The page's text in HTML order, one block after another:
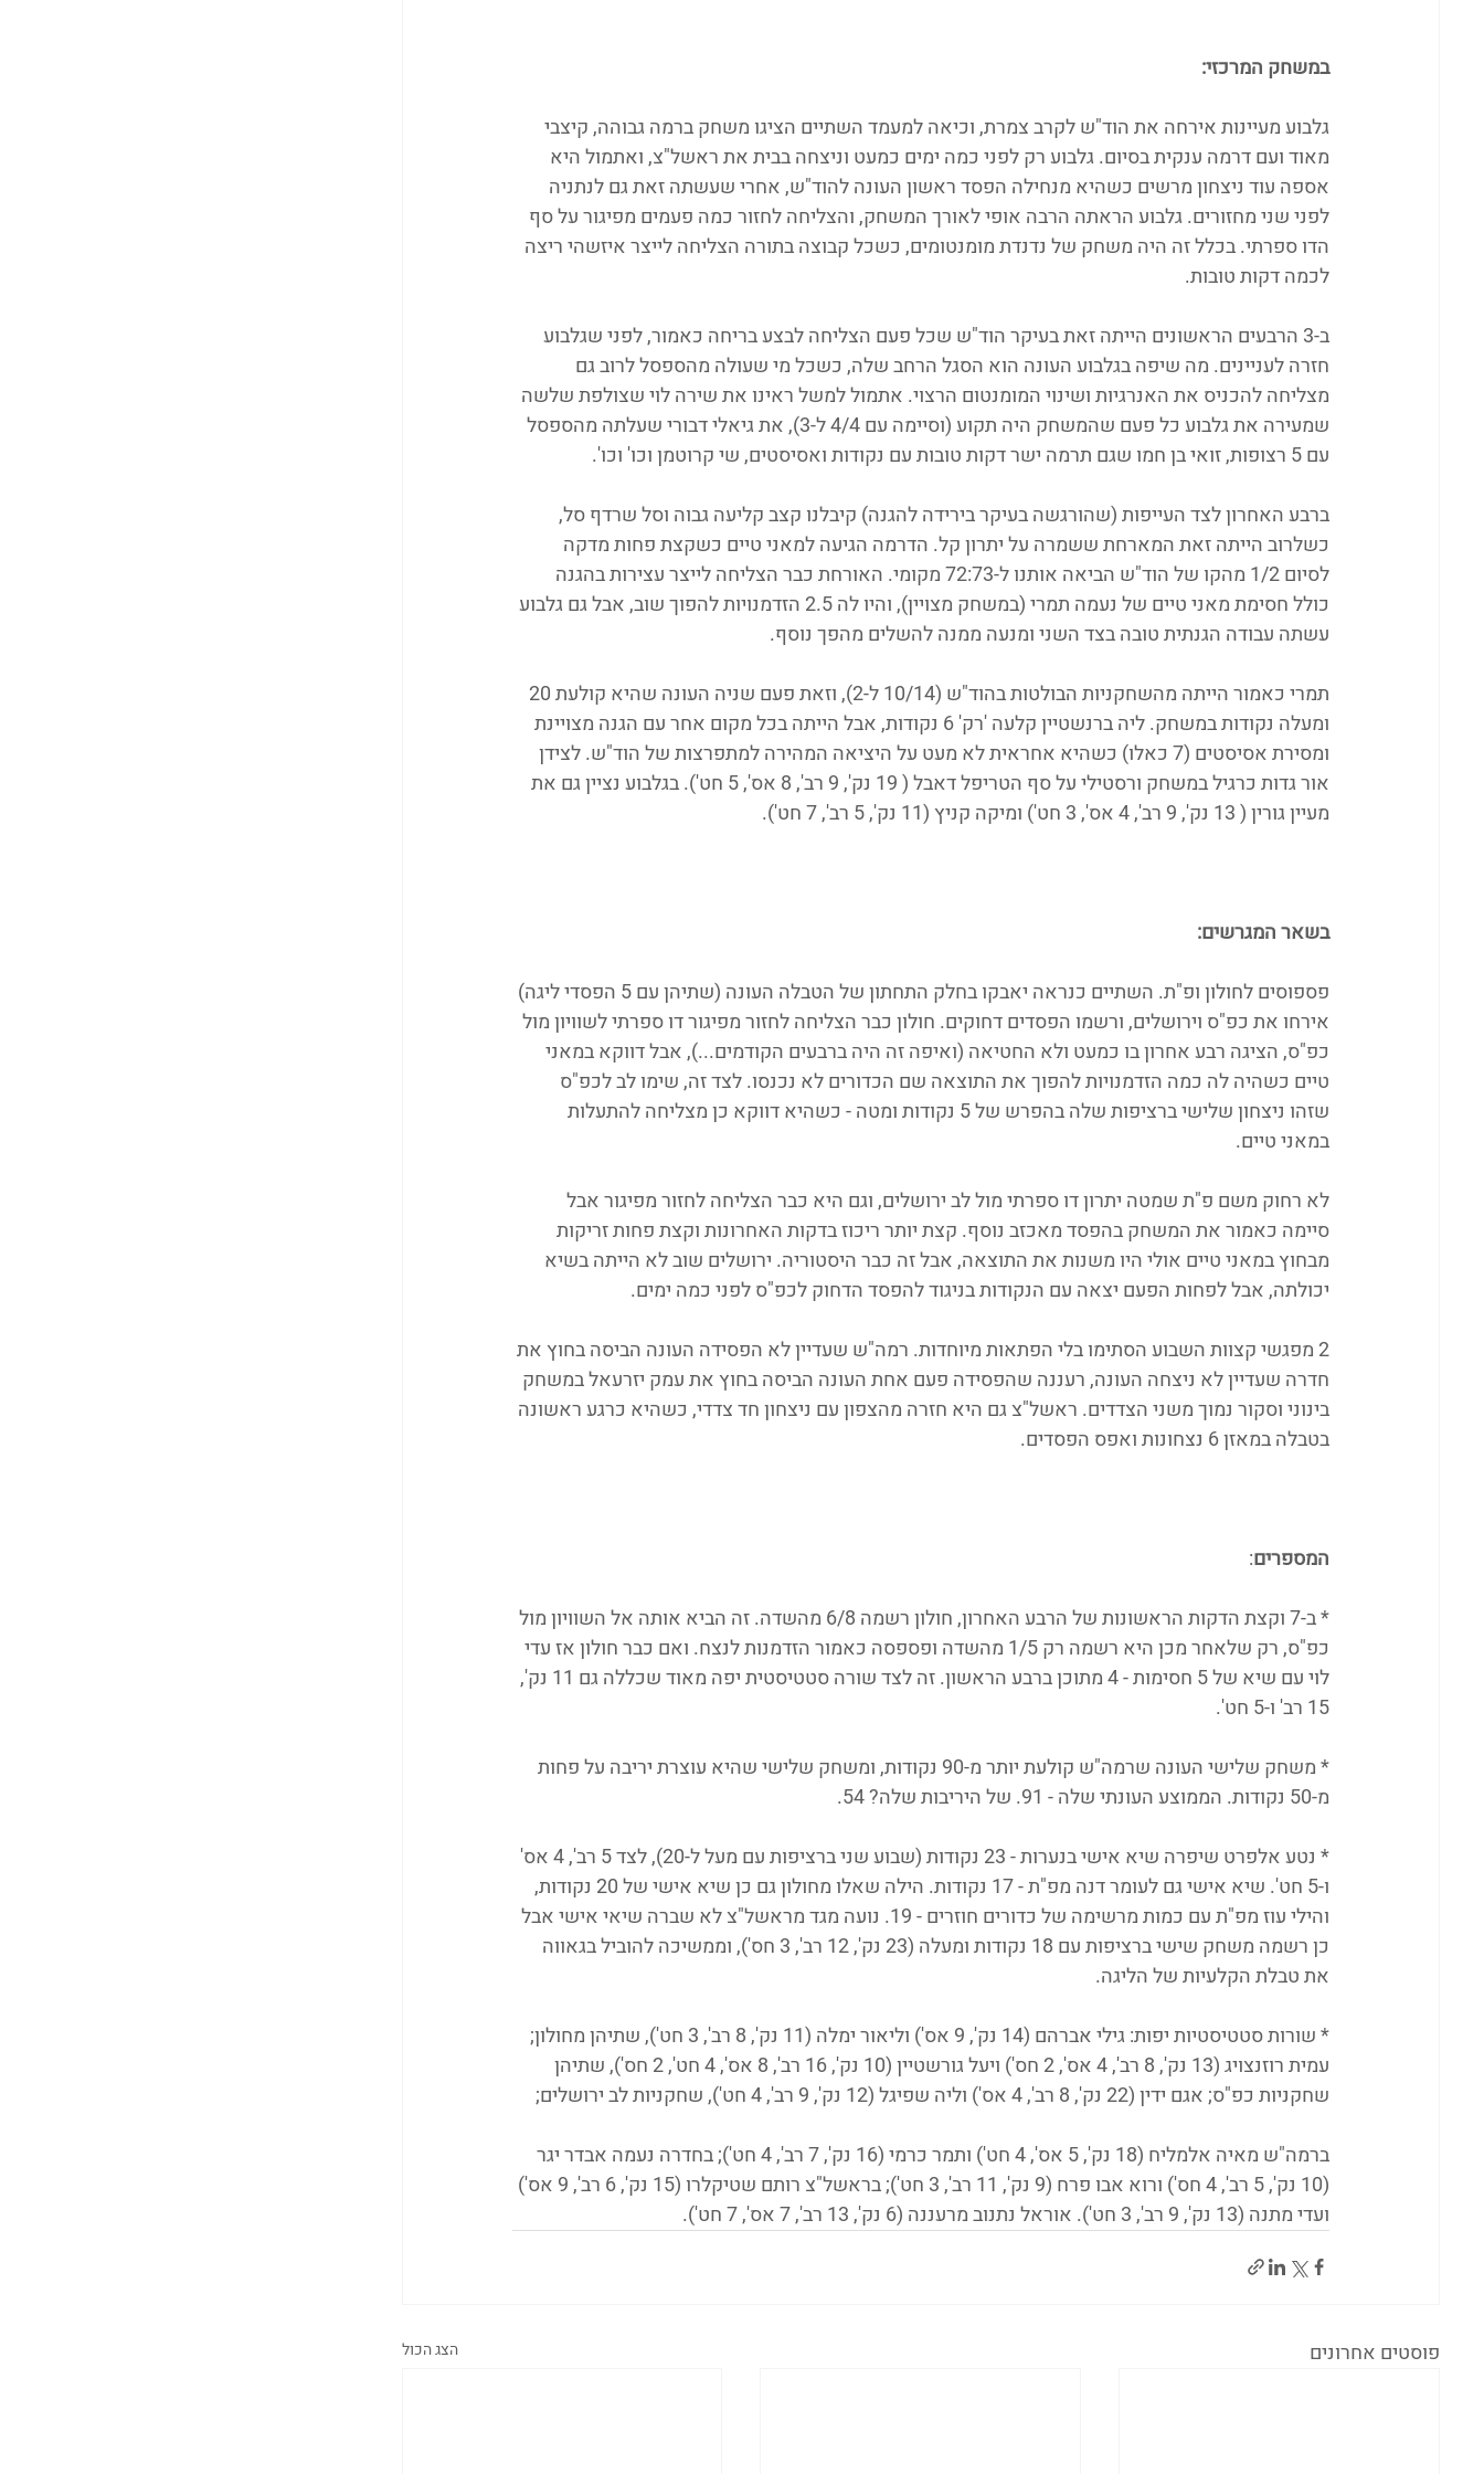
במשחק המרכזי:
גלבוע מעיינות אירחה את הוד"ש לקרב צמרת, וכיאה למעמד השתיים הציגו משחק ברמה גבוהה, קיצבי
מאוד ועם דרמה ענקית בסיום. גלבוע רק לפני כמה ימים כמעט וניצחה בבית את ראשל"צ, ואתמול היא
אספה עוד ניצחון מרשים כשהיא מנחילה הפסד ראשון העונה להוד"ש, אחרי שעשתה זאת גם לנתניה
לפני שני מחזורים. גלבוע הראתה הרבה אופי לאורך המשחק, והצליחה לחזור כמה פעמים מפיגור על סף
הדו ספרתי. בכלל זה היה משחק של נדנדת מומנטומים, כשכל קבוצה בתורה הצליחה לייצר איזשהי ריצה
לכמה דקות טובות.
ב-3 הרבעים הראשונים הייתה זאת בעיקר הוד"ש שכל פעם הצליחה לבצע בריחה כאמור, לפני שגלבוע
חזרה לעניינים. מה שיפה בגלבוע העונה הוא הסגל הרחב שלה, כשכל מי שעולה מהספסל לרוב גם
מצליחה להכניס את האנרגיות ושינוי המומנטום הרצוי. אתמול למשל ראינו את שירה לוי שצולפת שלשה
שמעירה את גלבוע כל פעם שהמשחק היה תקוע (וסיימה עם 4/4 ל-3), את גיאלי דבורי שעלתה מהספסל
עם 5 רצופות, זואי בן חמו שגם תרמה ישר דקות טובות עם נקודות ואסיסטים, שי קרוטמן וכו' וכו'.
ברבע האחרון לצד העייפות (שהורגשה בעיקר בירידה להגנה) קיבלנו קצב קליעה גבוה וסל שרדף סל,
כשלרוב הייתה זאת המארחת ששמרה על יתרון קל. הדרמה הגיעה למאני טיים כשקצת פחות מדקה
לסיום 1/2 מהקו של הוד"ש הביאה אותנו ל-72:73 מקומי. האורחת כבר הצליחה לייצר עצירות בהגנה
כולל חסימת מאני טיים של נעמה תמרי (במשחק מצויין), והיו לה 2.5 הזדמנויות להפוך שוב, אבל גם גלבוע
עשתה עבודה הגנתית טובה בצד השני ומנעה ממנה להשלים מהפך נוסף.
ומעלה נקודות במשחק. ליה ברנשטיין קלעה 'רק' 6 נקודות, אבל הייתה בכל מקום אחר עם הגנה מצויינת
ומסירת אסיסטים (7 כאלו) כשהיא אחראית לא מעט על היציאה המהירה למתפרצות של הוד"ש. לצידן
אור גדות כרגיל במשחק ורסטילי על סף הטריפל דאבל ( 19 נק', 9 רב', 8 אס', 5 חט'). בגלבוע נציין גם את
מעיין גורין ( 13 נק', 9 רב', 4 אס', 3 חט') ומיקה קניץ (11 נק', 5 רב', 7 חט').
בשאר המגרשים:
פספוסים לחולון ופ"ת. השתיים כנראה יאבקו בחלק התחתון של הטבלה העונה (שתיהן עם 5 הפסדי ליגה)
אירחו את כפ"ס וירושלים, ורשמו הפסדים דחוקים. חולון כבר הצליחה לחזור מפיגור דו ספרתי לשוויון מול
כפ"ס, הציגה רבע אחרון בו כמעט ולא החטיאה (ואיפה זה היה ברבעים הקודמים...), אבל דווקא במאני
טיים כשהיה לה כמה הזדמנויות להפוך את התוצאה שם הכדורים לא נכנסו. לצד זה, שימו לב לכפ"ס
שזהו ניצחון שלישי ברציפות שלה בהפרש של 5 נקודות ומטה - כשהיא דווקא כן מצליחה להתעלות
במאני טיים.
לא רחוק משם פ"ת שמטה יתרון דו ספרתי מול לב ירושלים, וגם היא כבר הצליחה לחזור מפיגור אבל
סיימה כאמור את המשחק בהפסד מאכזב נוסף. קצת יותר ריכוז בדקות האחרונות וקצת פחות זריקות
מבחוץ במאני טיים אולי היו משנות את התוצאה, אבל זה כבר היסטוריה. ירושלים שוב לא הייתה בשיא
יכולתה, אבל לפחות הפעם יצאה עם הנקודות בניגוד להפסד הדחוק לכפ"ס לפני כמה ימים.
2 מפגשי קצוות השבוע הסתימו בלי הפתאות מיוחדות. רמה"ש שעדיין לא הפסידה העונה הביסה בחוץ את
חדרה שעדיין לא ניצחה העונה, רעננה שהפסידה פעם אחת העונה הביסה בחוץ את עמק יזרעאל במשחק
בינוני וסקור נמוך משני הצדדים. ראשל"צ גם היא חזרה מהצפון עם ניצחון חד צדדי, כשהיא כרגע ראשונה
בטבלה במאזן 6 נצחונות ואפס הפסדים.
המספרים:
* ב-7 וקצת הדקות הראשונות של הרבע האחרון, חולון רשמה 6/8 מהשדה. זה הביא אותה אל השוויון מול
כפ"ס, רק שלאחר מכן היא רשמה רק 1/5 מהשדה ופספסה כאמור הזדמנות לנצח. ואם כבר חולון אז עדי
לוי עם שיא של 5 חסימות - 4 מתוכן ברבע הראשון. זה לצד שורה סטטיסטית יפה מאוד שכללה גם 11 נק',
15 רב' ו-5 חט'.
* משחק שלישי העונה שרמה"ש קולעת יותר מ-90 נקודות, ומשחק שלישי שהיא עוצרת יריבה על פחות
מ-50 נקודות. הממוצע העונתי שלה - 91. של היריבות שלה? 54.
* נטע אלפרט שיפרה שיא אישי בנערות - 23 נקודות (שבוע שני ברציפות עם מעל ל-20), לצד 5 רב', 4 אס'
ו-5 חט'. שיא אישי גם לעומר דנה מפ"ת - 17 נקודות. הילה שאלו מחולון גם כן שיא אישי של 20 נקודות,
והילי עוז מפ"ת עם כמות מרשימה של כדורים חוזרים - 19. נועה מגד מראשל"צ לא שברה שיאי אישי אבל
כן רשמה משחק שישי ברציפות עם 18 נקודות ומעלה (23 נק', 12 רב', 3 חס'), וממשיכה להוביל בגאווה
את טבלת הקלעיות של הליגה.
* שורות סטטיסטיות יפות: גילי אברהם (14 נק', 9 אס') וליאור ימלה (11 נק', 8 רב', 3 חט'), שתיהן מחולון;
עמית רוזנצויג (13 נק', 8 רב', 4 אס', 2 חס') ויעל גורשטיין (10 נק', 16 רב', 8 אס', 4 חט', 2 חס'), שתיהן
שחקניות כפ"ס; אגם ידין (22 נק', 8 רב', 4 אס') וליה שפיגל (12 נק', 9 רב', 4 חט'), שחקניות לב ירושלים;
ברמה"ש מאיה אלמליח (18 נק', 5 אס', 4 חט') ותמר כרמי (16 נק', 7 רב', 4 חט'); בחדרה נעמה אבדר יגר
(10 נק', 5 רב', 4 חס') ורוא אבו פרח (9 נק', 11 רב', 3 חט'); בראשל"צ רותם שטיקלרו (15 נק', 6 רב', 9 אס')
ועדי מתנה (13 נק', 9 רב', 3 חט'). אוראל נתנוב מרעננה (6 נק', 13 רב', 7 אס', 7 חט').
פוסטים אחרונים הצג הכול